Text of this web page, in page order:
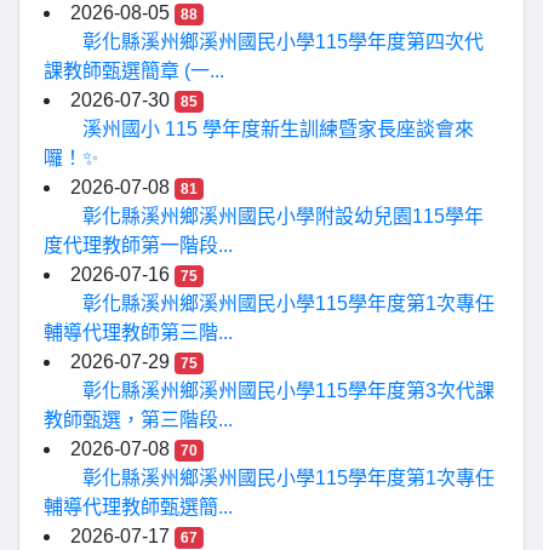
2026-08-05
88
彰化縣溪州鄉溪州國民小學115學年度第四次代
課教師甄選簡章 (一...
2026-07-30
85
溪州國小 115 學年度新生訓練暨家長座談會來
囉！✨
2026-07-08
81
彰化縣溪州鄉溪州國民小學附設幼兒園115學年
度代理教師第一階段...
2026-07-16
75
彰化縣溪州鄉溪州國民小學115學年度第1次專任
輔導代理教師第三階...
2026-07-29
75
彰化縣溪州鄉溪州國民小學115學年度第3次代課
教師甄選，第三階段...
2026-07-08
70
彰化縣溪州鄉溪州國民小學115學年度第1次專任
輔導代理教師甄選簡...
2026-07-17
67